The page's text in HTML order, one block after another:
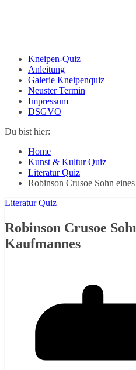
Kneipen-Quiz
Anleitung
Galerie Kneipenquiz
Neuster Termin
Impressum
DSGVO
Du bist hier:
Home
Kunst & Kultur Quiz
Literatur Quiz
Robinson Crusoe Sohn
Literatur Quiz
Robinson Crusoe
Kaufmannes